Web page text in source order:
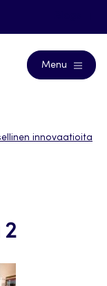
Menu
innovaatioita
2